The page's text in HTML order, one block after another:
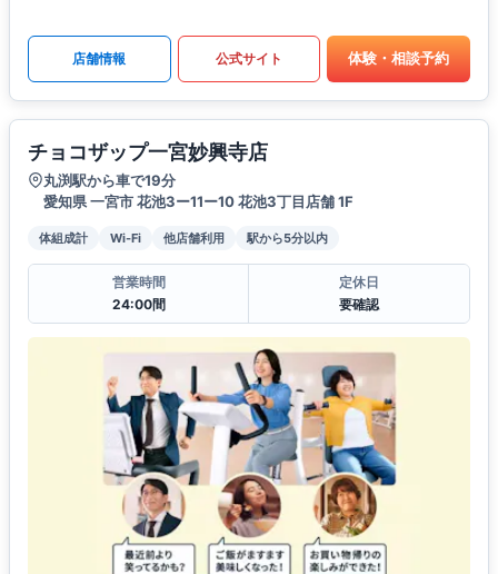
店舗情報 公式サイト 体験・相談予約
チョコザップ一宮妙興寺店
丸渕駅から車で19分
愛知県 一宮市 花池3ー11ー10 花池3丁目店舗 1F
体組成計 Wi-Fi 他店舗利用 駅から5分以内
営業時間
24:00間
定休日
要確認